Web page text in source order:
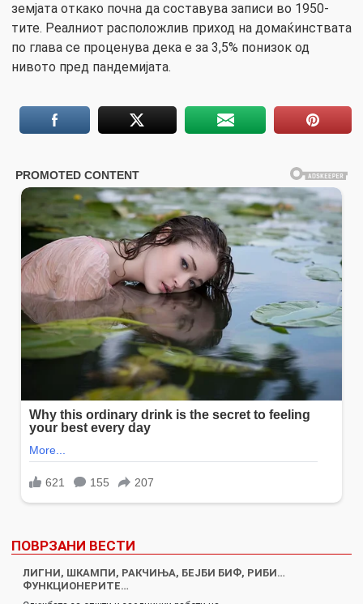
земјата откако почна да составува записи во 1950-
тите. Реалниот расположлив приход на домаќинствата
по глава се проценува дека е за 3,5% понизок од
нивото пред пандемијата.
ПОВРЗАНИ ВЕСТИ
ЛИГНИ, ШКАМПИ, РАКЧИЊА, БЕЈБИ БИФ, РИБИ…
ФУНКЦИОНЕРИТЕ…